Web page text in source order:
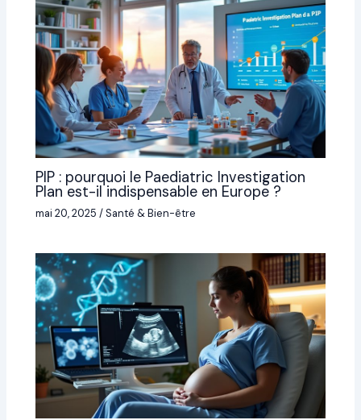
PIP : pourquoi le Paediatric Investigation
Plan est-il indispensable en Europe ?
mai 20, 2025/Santé & Bien-être